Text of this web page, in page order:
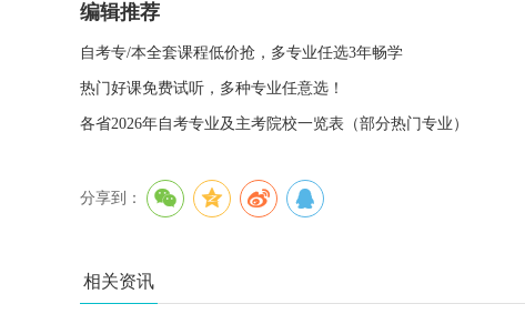
编辑推荐
自考专/本全套课程低价抢，多专业任选3年畅学
热门好课免费试听，多种专业任意选！
各省2026年自考专业及主考院校一览表（部分热门专业）
分享到：
相关资讯